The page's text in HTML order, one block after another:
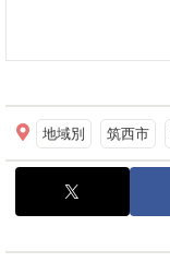
地域別 筑西市